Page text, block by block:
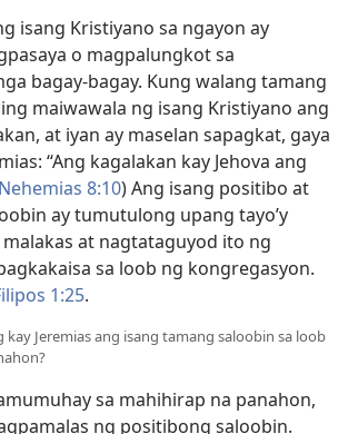
isang Kristiyano sa ngayon ay
o magpalungkot sa
bagay-bagay. Kung walang tamang
maiwawala ng isang Kristiyano ang
at iyan ay maselan sapagkat, gaya
“Ang kagalakan kay Jehova ang
Nehemias 8:10) Ang isang positibo at
ay tumutulong upang tayo’y
at nagtataguyod ito ng
sa loob ng kongregasyon.​
1:25.
kay Jeremias ang isang tamang saloobin sa loob
sa mahihirap na panahon,
ng positibong saloobin.